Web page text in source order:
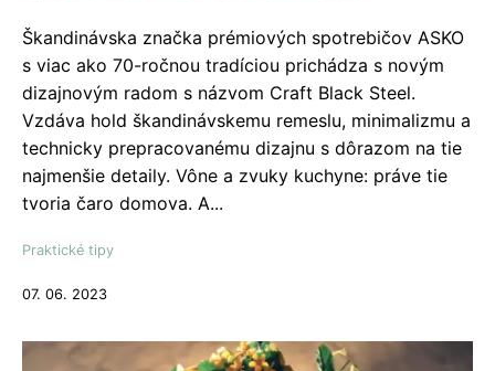
Škandinávska značka prémiových spotrebičov ASKO
s viac ako 70-ročnou tradíciou prichádza s novým
dizajnovým radom s názvom Craft Black Steel.
Vzdáva hold škandinávskemu remeslu, minimalizmu a
technicky prepracovanému dizajnu s dôrazom na tie
najmenšie detaily. Vône a zvuky kuchyne: práve tie
tvoria čaro domova. A...
Praktické tipy
07. 06. 2023